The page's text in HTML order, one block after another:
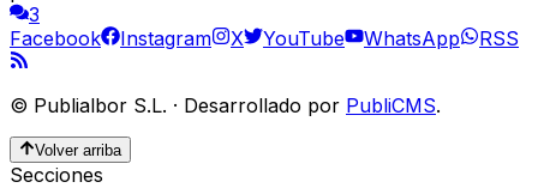
3
Facebook
Instagram X YouTube WhatsApp RSS
© Publialbor S.L. · Desarrollado por PubliCMS.
Volver arriba
Secciones